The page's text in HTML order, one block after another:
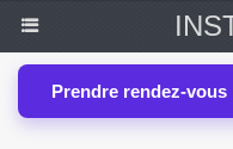
Prendre rendez-